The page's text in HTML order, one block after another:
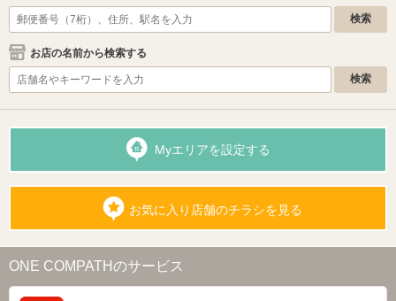
お店の名前から検索する
Myエリアを設定する
お気に入り店舗のチラシを見る
ONE COMPATHのサービス